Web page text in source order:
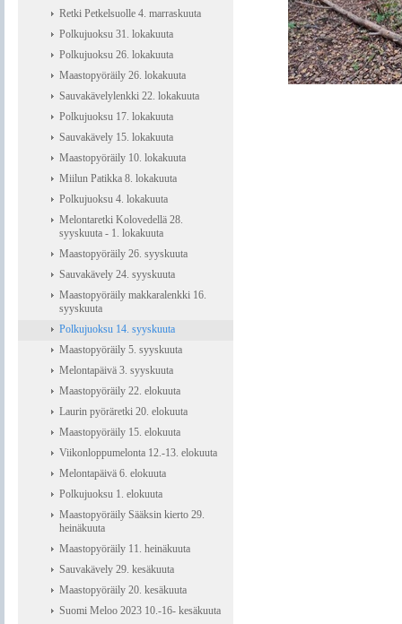
Retki Petkelsuolle 4. marraskuuta
Polkujuoksu 31. lokakuuta
Polkujuoksu 26. lokakuuta
Maastopyöräily 26. lokakuuta
Sauvakävelylenkki 22. lokakuuta
Polkujuoksu 17. lokakuuta
Sauvakävely 15. lokakuuta
Maastopyöräily 10. lokakuuta
Miilun Patikka 8. lokakuuta
Polkujuoksu 4. lokakuuta
Melontaretki Kolovedellä 28.
syyskuuta - 1. lokakuuta
Maastopyöräily 26. syyskuuta
Sauvakävely 24. syyskuuta
Maastopyöräily makkaralenkki 16.
syyskuuta
Polkujuoksu 14. syyskuuta
Maastopyöräily 5. syyskuuta
Melontapäivä 3. syyskuuta
Maastopyöräily 22. elokuuta
Laurin pyöräretki 20. elokuuta
Maastopyöräily 15. elokuuta
Viikonloppumelonta 12.-13. elokuuta
Melontapäivä 6. elokuuta
Polkujuoksu 1. elokuuta
Maastopyöräily Sääksin kierto 29.
heinäkuuta
Maastopyöräily 11. heinäkuuta
Sauvakävely 29. kesäkuuta
Maastopyöräily 20. kesäkuuta
Suomi Meloo 2023 10.-16- kesäkuuta